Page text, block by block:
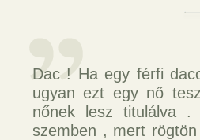
Dac ! Ha egy férfi
ugyan ezt egy nő
nőnek lesz titulálva .
szemben , mert